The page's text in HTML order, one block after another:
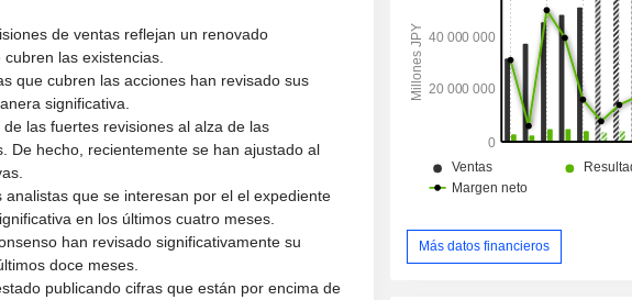
de ventas reflejan un renovado
las existencias.
que cubren las acciones han revisado sus
significativa.
las fuertes revisiones al alza de las
De hecho, recientemente se han ajustado al
que se interesan por el el expediente
en los últimos cuatro meses.
han revisado significativamente su
doce meses.
publicando cifras que están por encima de
Más datos financieros